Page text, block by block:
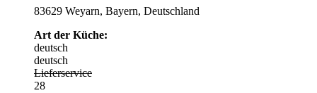
83629 Weyarn, Bayern, Deutschland
Art der Küche:
deutsch
deutsch
Lieferservice
28